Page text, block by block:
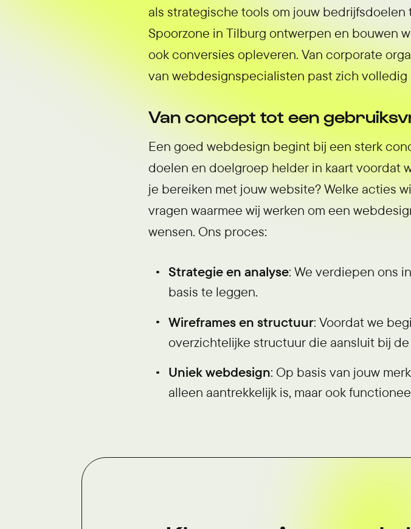
als strategische tools om jouw
Spoorzone in Tilburg ontwerpen en bouwen
ook conversies opleveren. Van corporate
van webdesignspecialisten past zich volledig
Van concept tot een
Een goed webdesign begint bij een sterk
doelen en doelgroep helder in kaart voordat
je bereiken met jouw website? Welke acties
vragen waarmee wij werken om een
wensen. Ons proces:
Strategie en analyse: We verdiepen ons
basis te leggen.
Wireframes en structuur: Voordat we
overzichtelijke structuur die aansluit bij
Uniek webdesign: Op basis van jouw
alleen aantrekkelijk is, maar ook